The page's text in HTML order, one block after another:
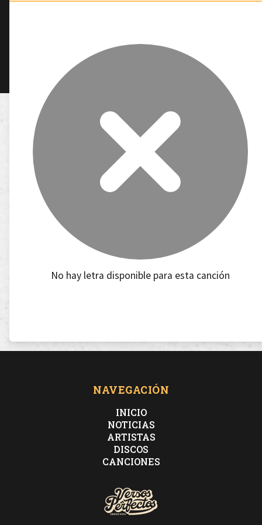
No hay letra disponible para esta canción
NAVEGACIÓN
INICIO
NOTICIAS
ARTISTAS
DISCOS
CANCIONES